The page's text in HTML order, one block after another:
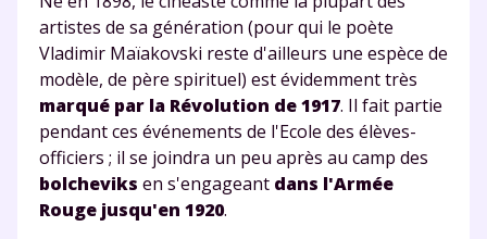
artistes de sa génération (pour qui le poète
Vladimir Maïakovski reste d'ailleurs une espèce de
modèle, de père spirituel) est évidemment très
marqué par la Révolution de 1917. Il fait partie
pendant ces événements de l'Ecole des élèves-
officiers ; il se joindra un peu après au camp des
bolcheviks en s'engageant dans l'Armée
Rouge jusqu'en 1920.